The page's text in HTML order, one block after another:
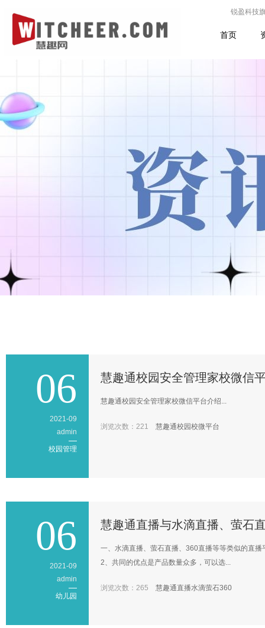
锐盈科技
首页
06
2021-09
admin
校园管理
慧趣通校园安全管理家校微信
慧趣通校园安全管理家校微信平台介绍...
浏览次数：221 慧趣通校园校微平台
06
2021-09
admin
幼儿园
慧趣通直播与水滴直播、萤石
一、水滴直播、萤石直播、360直播等等类似的直
2、共同的优点是产品数量众多，可以选...
浏览次数：265 慧趣通直播水滴萤石360